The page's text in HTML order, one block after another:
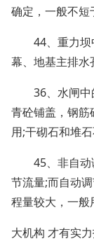
确定，一般不短
44、重力坝
幕、地基主排水
36、水闸中
青砼铺盖，钢筋
用;干砌石和堆
45、非自动
节流量;而自动
程量较大，一般
大机构 才有实